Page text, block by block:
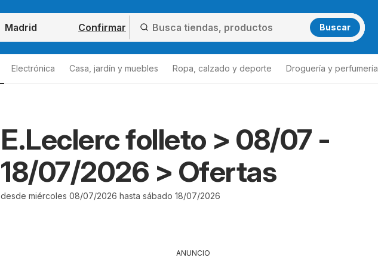
Confirmar Buscar
Electrónica Casa, jardín y muebles Ropa, calzado y deporte Droguería y perfumería
E.Leclerc folleto > 08/07 -
18/07/2026 > Ofertas
desde miércoles 08/07/2026 hasta sábado 18/07/2026
ANUNCIO